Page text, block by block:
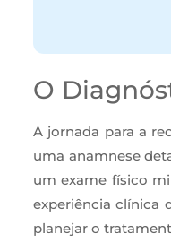
O
A jornada para a
uma anamnese
um exame físico
experiência clínica
planejar o